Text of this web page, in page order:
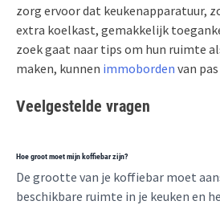
zorg ervoor dat keukenapparatuur,
extra koelkast, gemakkelijk
zoek gaat naar tips om hun ruimte
maken, kunnen immoborden van
Veelgestelde vragen
Hoe groot moet mijn koffiebar zijn?
De grootte van je koffiebar moet
beschikbare ruimte in je keuken en